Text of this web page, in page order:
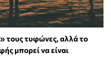
τους τυφώνες, αλλά το
μπορεί να είναι